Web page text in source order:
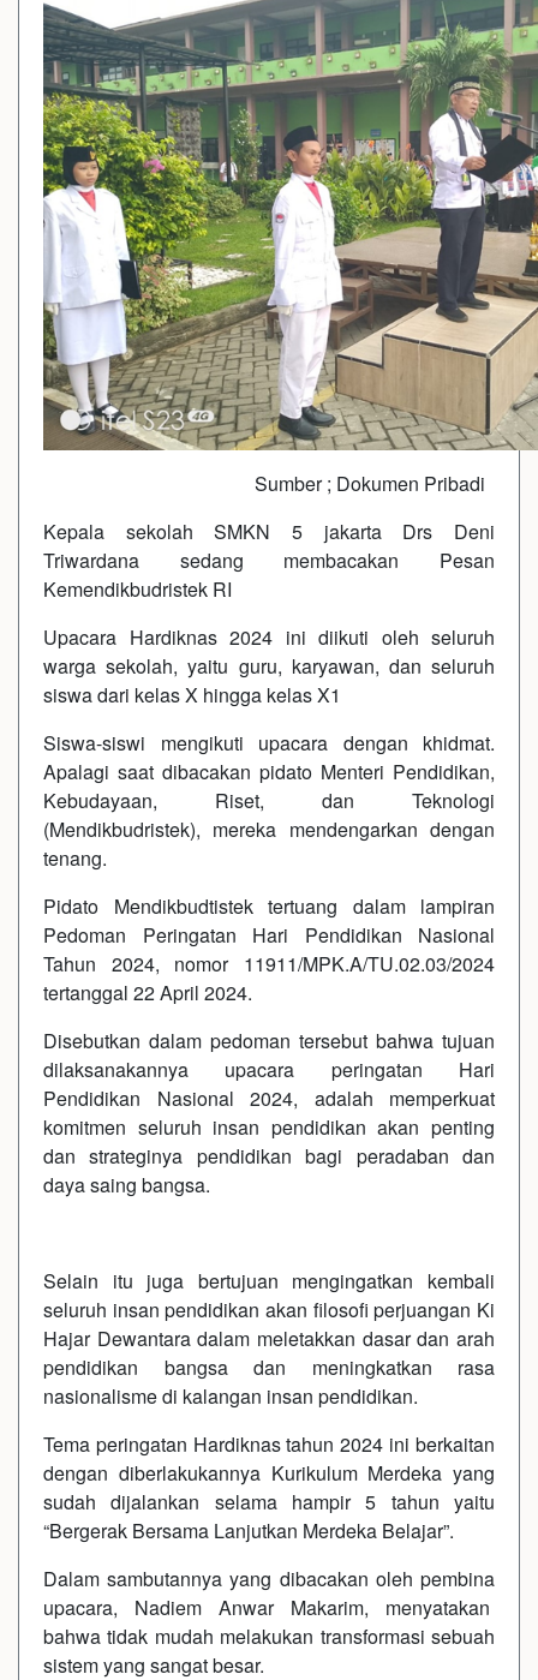
Sumber ; Dokumen Pribadi
Kepala sekolah SMKN 5 jakarta Drs Deni
Triwardana sedang membacakan Pesan
Kemendikbudristek RI
Upacara Hardiknas 2024 ini diikuti oleh seluruh
warga sekolah, yaitu guru, karyawan, dan seluruh
siswa dari kelas X hingga kelas X1
Siswa-siswi mengikuti upacara dengan khidmat.
Apalagi saat dibacakan pidato Menteri Pendidikan,
Kebudayaan, Riset, dan Teknologi
(Mendikbudristek), mereka mendengarkan dengan
tenang.
Pidato Mendikbudtistek tertuang dalam lampiran
Pedoman Peringatan Hari Pendidikan Nasional
Tahun 2024, nomor 11911/MPK.A/TU.02.03/2024
tertanggal 22 April 2024.
Disebutkan dalam pedoman tersebut bahwa tujuan
dilaksanakannya upacara peringatan Hari
Pendidikan Nasional 2024, adalah memperkuat
komitmen seluruh insan pendidikan akan penting
dan strateginya pendidikan bagi peradaban dan
daya saing bangsa.
Selain itu juga bertujuan mengingatkan kembali
seluruh insan pendidikan akan filosofi perjuangan Ki
Hajar Dewantara dalam meletakkan dasar dan arah
pendidikan bangsa dan meningkatkan rasa
nasionalisme di kalangan insan pendidikan.
Tema peringatan Hardiknas tahun 2024 ini berkaitan
dengan diberlakukannya Kurikulum Merdeka yang
sudah dijalankan selama hampir 5 tahun yaitu
“Bergerak Bersama Lanjutkan Merdeka Belajar”.
Dalam sambutannya yang dibacakan oleh pembina
upacara, Nadiem Anwar Makarim, menyatakan
bahwa tidak mudah melakukan transformasi sebuah
sistem yang sangat besar.